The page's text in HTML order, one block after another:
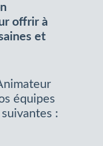
offrir à
et
équipes
: